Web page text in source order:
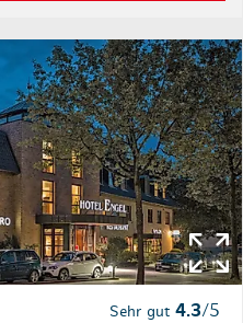
Sehr gut4.3/5